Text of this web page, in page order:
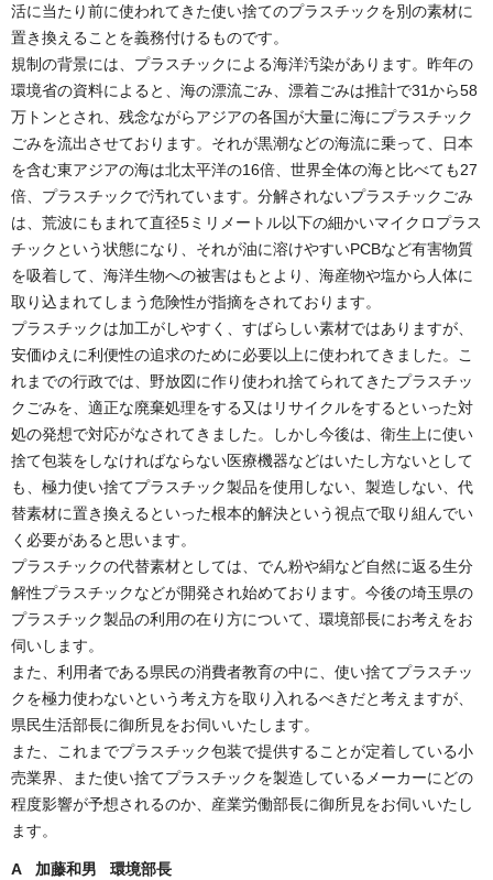
活に当たり前に使われてきた使い捨てのプラスチックを別の素材に
置き換えることを義務付けるものです。
規制の背景には、プラスチックによる海洋汚染があります。昨年の
環境省の資料によると、海の漂流ごみ、漂着ごみは推計で31から58
万トンとされ、残念ながらアジアの各国が大量に海にプラスチック
ごみを流出させております。それが黒潮などの海流に乗って、日本
を含む東アジアの海は北太平洋の16倍、世界全体の海と比べても27
倍、プラスチックで汚れています。分解されないプラスチックごみ
は、荒波にもまれて直径5ミリメートル以下の細かいマイクロプラス
チックという状態になり、それが油に溶けやすいPCBなど有害物質
を吸着して、海洋生物への被害はもとより、海産物や塩から人体に
取り込まれてしまう危険性が指摘をされております。
プラスチックは加工がしやすく、すばらしい素材ではありますが、
安価ゆえに利便性の追求のために必要以上に使われてきました。こ
れまでの行政では、野放図に作り使われ捨てられてきたプラスチッ
クごみを、適正な廃棄処理をする又はリサイクルをするといった対
処の発想で対応がなされてきました。しかし今後は、衛生上に使い
捨て包装をしなければならない医療機器などはいたし方ないとして
も、極力使い捨てプラスチック製品を使用しない、製造しない、代
替素材に置き換えるといった根本的解決という視点で取り組んでい
く必要があると思います。
プラスチックの代替素材としては、でん粉や絹など自然に返る生分
解性プラスチックなどが開発され始めております。今後の埼玉県の
プラスチック製品の利用の在り方について、環境部長にお考えをお
伺いします。
また、利用者である県民の消費者教育の中に、使い捨てプラスチッ
クを極力使わないという考え方を取り入れるべきだと考えますが、
県民生活部長に御所見をお伺いいたします。
また、これまでプラスチック包装で提供することが定着している小
売業界、また使い捨てプラスチックを製造しているメーカーにどの
程度影響が予想されるのか、産業労働部長に御所見をお伺いいたし
ます。
A 加藤和男 環境部長